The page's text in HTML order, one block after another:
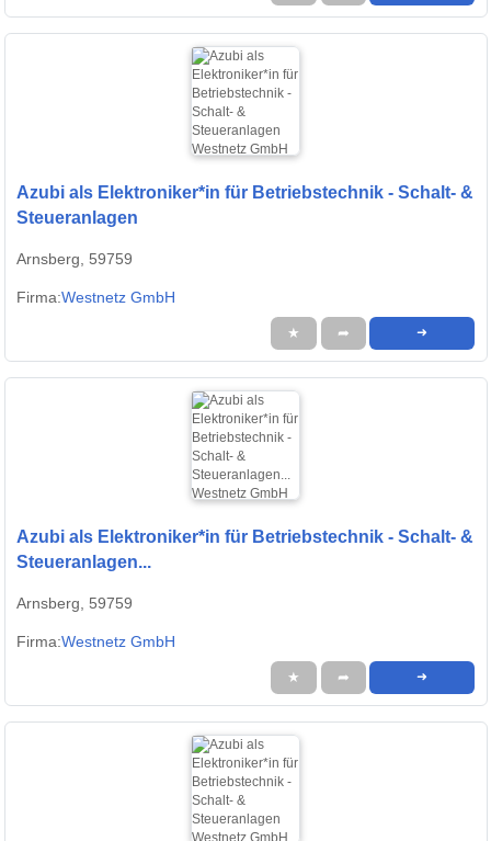
Azubi als Elektroniker*in für Betriebstechnik - Schalt- &
Steueranlagen
Arnsberg, 59759
Firma:Westnetz GmbH
★ ➦ ➜
Azubi als Elektroniker*in für Betriebstechnik - Schalt- &
Steueranlagen...
Arnsberg, 59759
Firma:Westnetz GmbH
★ ➦ ➜